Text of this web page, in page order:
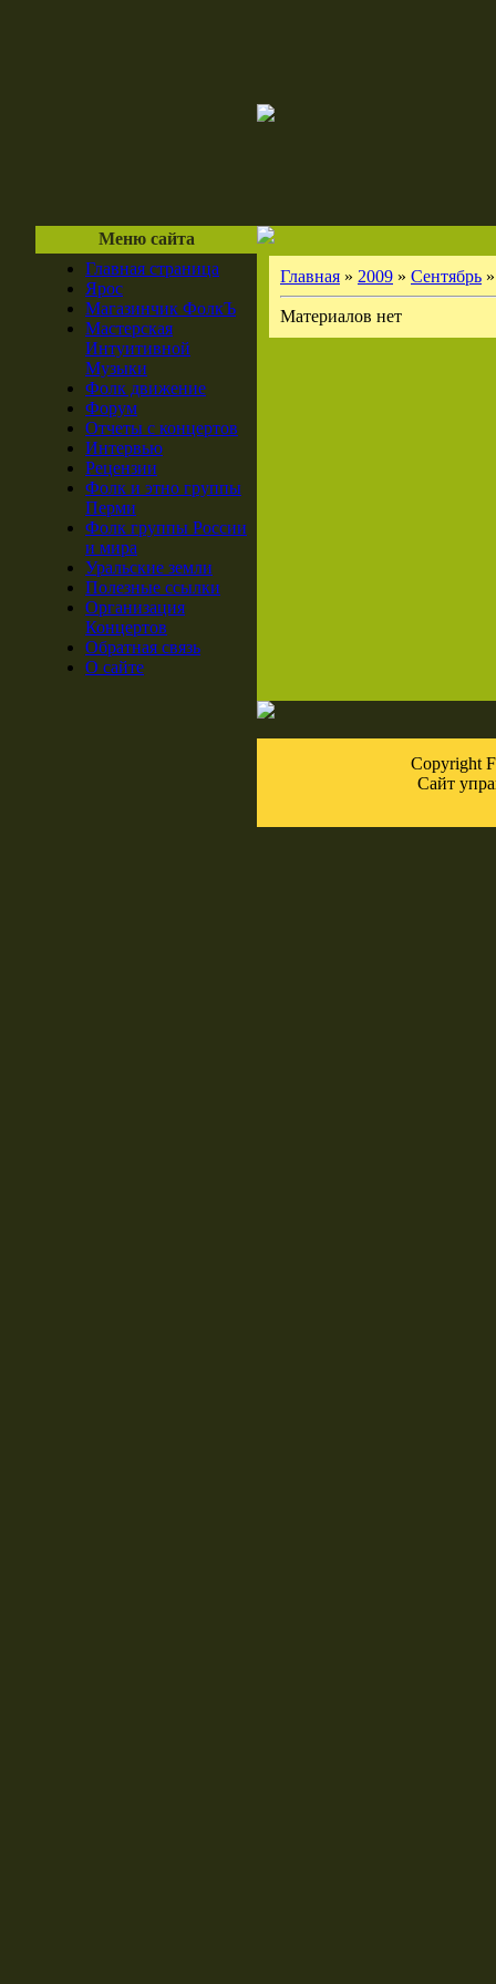
Меню сайта
Главная страница
Ярос
Магазинчик ФолкЪ
Мастерская
Интуитивной
Музыки
Фолк движение
Форум
Отчеты с концертов
Интервью
Рецензии
Фолк и этно группы
Перми
Фолк группы России
и мира
Уральские земли
Полезные ссылки
Организация
Концертов
Обратная связь
О сайте
Главная » 2009 » Сентябрь »
Материалов нет
Copyright
Сайт